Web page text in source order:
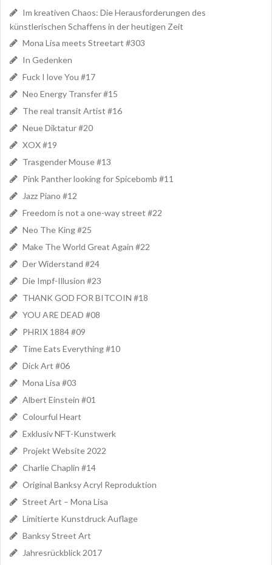
Im kreativen Chaos: Die Herausforderungen des
künstlerischen Schaffens in der heutigen Zeit
Mona Lisa meets Streetart #303
In Gedenken
Fuck I love You #17
Neo Energy Transfer #15
The real transit Artist #16
Neue Diktatur #20
XOX #19
Trasgender Mouse #13
Pink Panther looking for Spicebomb #11
Jazz Piano #12
Freedom is not a one-way street #22
Neo The King #25
Make The World Great Again #22
Der Widerstand #24
Die Impf-Illusion #23
THANK GOD FOR BITCOIN #18
YOU ARE DEAD #08
PHRIX 1884 #09
Time Eats Everything #10
Dick Art #06
Mona Lisa #03
Albert Einstein #01
Colourful Heart
Exklusiv NFT-Kunstwerk
Projekt Website 2022
Charlie Chaplin #14
Original Banksy Acryl Reproduktion
Street Art – Mona Lisa
Limitierte Kunstdruck Auflage
Banksy Street Art
Jahresrückblick 2017